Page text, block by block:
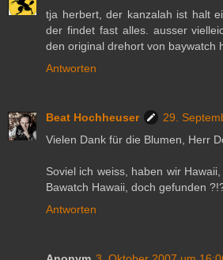
tja herbert, der kanzalah ist halt
der findet fast alles. ausser
den original drehort von baywatch
Antworten
Beat Hochheuser
29.
Vielen Dank für die Blumen, Herr
Soviel ich weiss, haben wir
Bawatch Hawaii, doch gefunden
Antworten